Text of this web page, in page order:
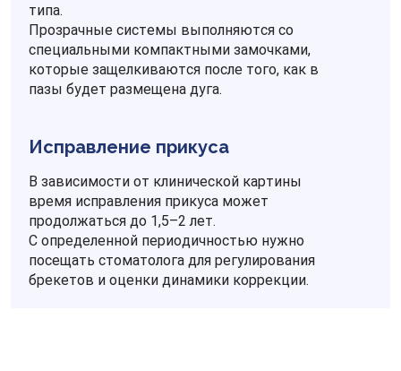
типа.
Прозрачные системы выполняются со
специальными компактными замочками,
которые защелкиваются после того, как в
пазы будет размещена дуга.
Исправление прикуса
В зависимости от клинической картины
время исправления прикуса может
продолжаться до 1,5–2 лет.
С определенной периодичностью нужно
посещать стоматолога для регулирования
брекетов и оценки динамики коррекции.